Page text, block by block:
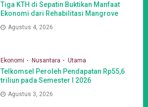
Tiga KTH di Sepatin Buktikan Manfaat
Ekonomi dari Rehabilitasi Mangrove
Agustus 4, 2026
Ekonomi Nusantara Utama
Telkomsel Peroleh Pendapatan Rp55,6
triliun pada Semester I 2026
Agustus 3, 2026